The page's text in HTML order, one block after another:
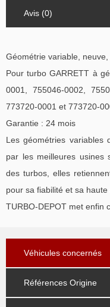
Avis (0)
Géométrie variable,
Pour turbo GARRETT à
0001, 755046-0002,
773720-0001 et 773720-
Garantie : 24 mois
Les géométries variables
par les meilleures usines
des turbos, elles
pour sa fiabilité et sa
TURBO-DEPOT met enfin
Véhicules concernés
Références Origine